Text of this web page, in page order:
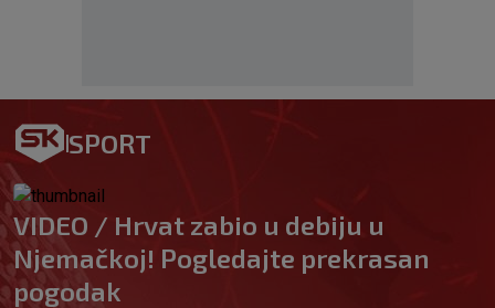
SPORT
VIDEO / Hrvat zabio u debiju u
Njemačkoj! Pogledajte prekrasan
pogodak